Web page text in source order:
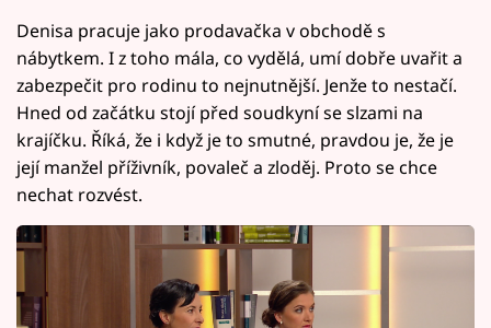
Denisa pracuje jako prodavačka v obchodě s
nábytkem. I z toho mála, co vydělá, umí dobře uvařit a
zabezpečit pro rodinu to nejnutnější. Jenže to nestačí.
Hned od začátku stojí před soudkyní se slzami na
krajíčku. Říká, že i když je to smutné, pravdou je, že je
její manžel příživník, povaleč a zloděj. Proto se chce
nechat rozvést.